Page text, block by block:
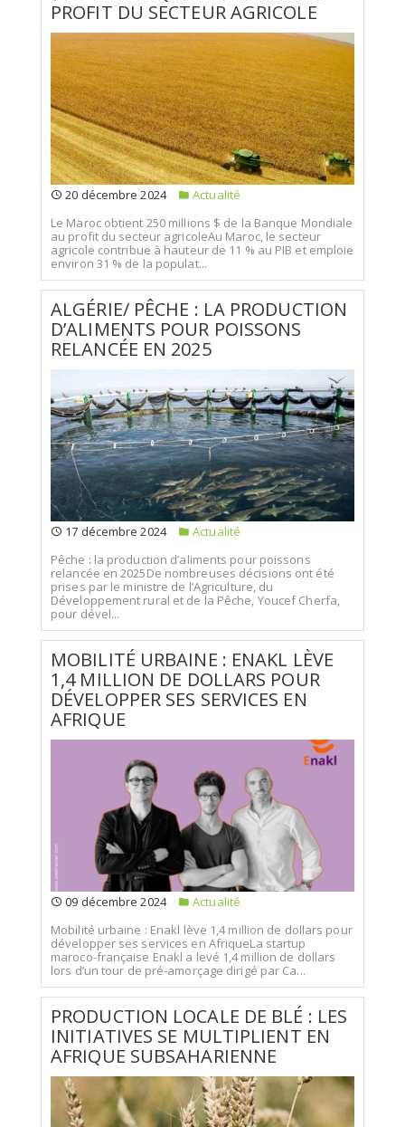
PROFIT DU SECTEUR AGRICOLE
20 décembre 2024
Actualité
Le Maroc obtient 250 millions $ de la Banque Mondiale
au profit du secteur agricoleAu Maroc, le secteur
agricole contribue à hauteur de 11 % au PIB et emploie
environ 31 % de la populat...
ALGÉRIE/ PÊCHE : LA PRODUCTION
D’ALIMENTS POUR POISSONS
RELANCÉE EN 2025
17 décembre 2024
Actualité
Pêche : la production d’aliments pour poissons
relancée en 2025De nombreuses décisions ont été
prises par le ministre de l’Agriculture, du
Développement rural et de la Pêche, Youcef Cherfa,
pour dével...
MOBILITÉ URBAINE : ENAKL LÈVE
1,4 MILLION DE DOLLARS POUR
DÉVELOPPER SES SERVICES EN
AFRIQUE
09 décembre 2024
Actualité
Mobilité urbaine : Enakl lève 1,4 million de dollars pour
développer ses services en AfriqueLa startup
maroco-française Enakl a levé 1,4 million de dollars
lors d’un tour de pré-amorçage dirigé par Ca...
PRODUCTION LOCALE DE BLÉ : LES
INITIATIVES SE MULTIPLIENT EN
AFRIQUE SUBSAHARIENNE